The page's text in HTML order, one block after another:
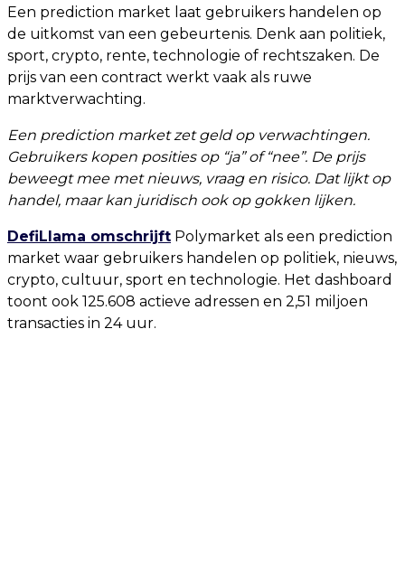
Een prediction market laat gebruikers handelen op
de uitkomst van een gebeurtenis. Denk aan politiek,
sport, crypto, rente, technologie of rechtszaken. De
prijs van een contract werkt vaak als ruwe
marktverwachting.
Een prediction market zet geld op verwachtingen.
Gebruikers kopen posities op “ja” of “nee”. De prijs
beweegt mee met nieuws, vraag en risico. Dat lijkt op
handel, maar kan juridisch ook op gokken lijken.
DefiLlama omschrijft Polymarket als een prediction
market waar gebruikers handelen op politiek, nieuws,
crypto, cultuur, sport en technologie. Het dashboard
toont ook 125.608 actieve adressen en 2,51 miljoen
transacties in 24 uur.